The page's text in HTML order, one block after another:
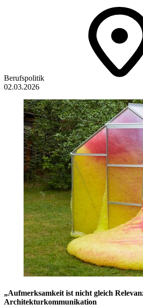
Berufspolitik
02.03.2026
„Aufmerksamkeit ist nicht gleich
Architekturkommunikation